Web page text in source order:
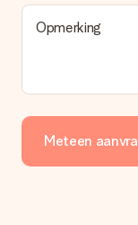
Opmerking
Meteen